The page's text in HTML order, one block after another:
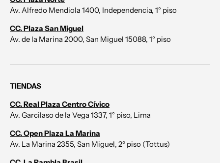
Av. Alfredo Mendiola 1400, Independencia, 1° piso
CC. Plaza San Miguel
Av. de la Marina 2000, San Miguel 15088, 1° piso
TIENDAS
CC. Real Plaza Centro Cívico
Av. Garcilaso de la Vega 1337, 1° piso, Lima
CC. Open Plaza La Marina
Av. La Marina 2355, San Miguel, 2º piso (Tottus)